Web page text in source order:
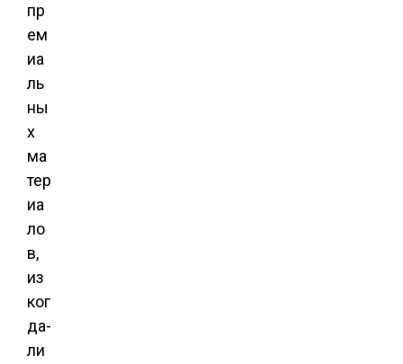
пр
ем
иа
ль
ны
х
ма
тер
иа
ло
в,
из
ког
да-
ли